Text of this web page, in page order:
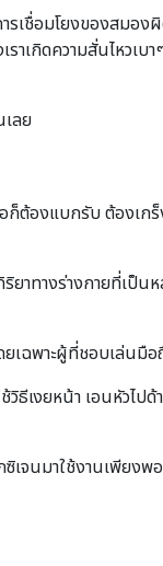
ารเชื่อมโยงของสมอ
าเกิดความสั่นไหวเบ
ลย
อก็ต้องแบกรับ ต้องเ
าทางร่างกายที่เป็น
เฉพาะผู้ที่ชอบเล่นมื
เงยหน้า เอนหัวไปด้
จนมาใช้งานเพียงพอ